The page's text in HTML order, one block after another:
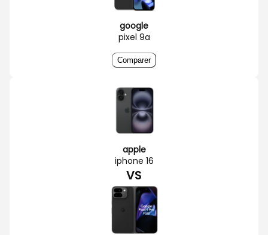
google
pixel 9a
Comparer
apple
iphone 16
VS